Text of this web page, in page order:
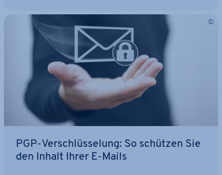
PGP-Ver­schlüs­se­lung: So schützen Sie
den Inhalt Ihrer E-Mails